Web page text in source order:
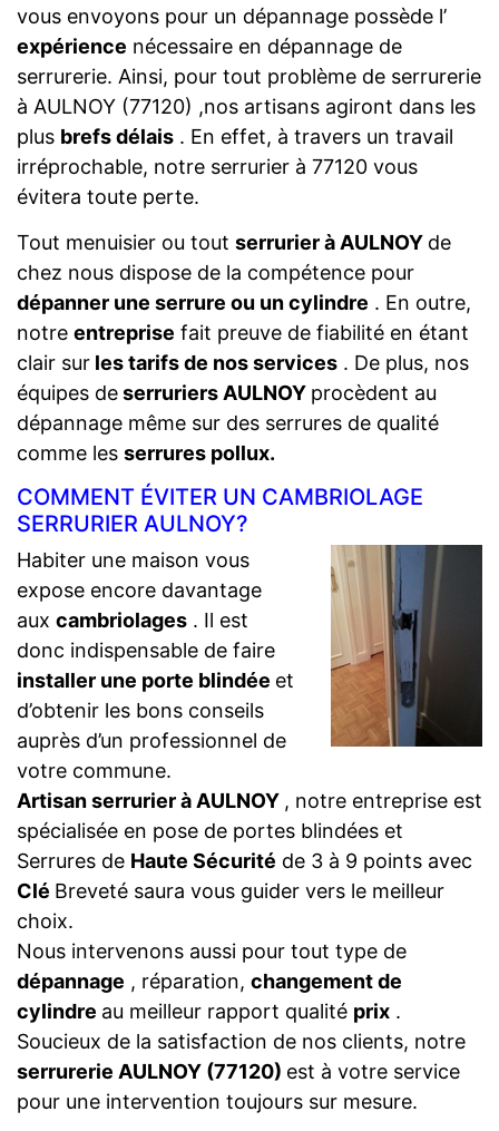
vous envoyons pour un dépannage possède l’
expérience nécessaire en dépannage de
serrurerie. Ainsi, pour tout problème de serrurerie
à AULNOY (77120) ,nos artisans agiront dans les
plus brefs délais . En effet, à travers un travail
irréprochable, notre serrurier à 77120 vous
évitera toute perte.
Tout menuisier ou tout serrurier à AULNOY de
chez nous dispose de la compétence pour
dépanner une serrure ou un cylindre . En outre,
notre entreprise fait preuve de fiabilité en étant
clair sur les tarifs de nos services . De plus, nos
équipes deserruriers AULNOY procèdent au
dépannage même sur des serrures de qualité
comme les serrures pollux.
COMMENT ÉVITER UN CAMBRIOLAGE
SERRURIER AULNOY?
Habiter une maison vous
expose encore davantage
aux cambriolages . Il est
donc indispensable de faire
installer une porte blindée et
d’obtenir les bons conseils
auprès d’un professionnel de
votre commune.
Artisan serrurier à AULNOY , notre entreprise est
spécialisée en pose de portes blindées et
Serrures de Haute Sécurité de 3 à 9 points avec
Clé Breveté saura vous guider vers le meilleur
choix.
Nous intervenons aussi pour tout type de
dépannage , réparation, changement de
cylindre au meilleur rapport qualité prix .
Soucieux de la satisfaction de nos clients, notre
serrurerie AULNOY (77120) est à votre service
pour une intervention toujours sur mesure.